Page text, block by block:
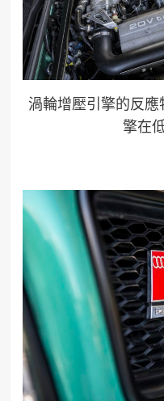
渦輪增壓引擎的反應
擎在